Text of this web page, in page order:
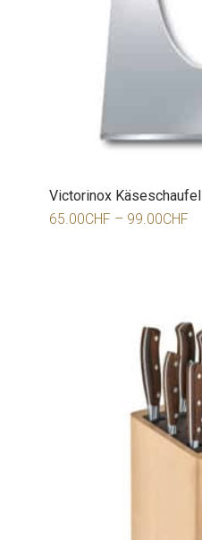
Victorinox Käseschaufel
65.00CHF – 99.00CHF